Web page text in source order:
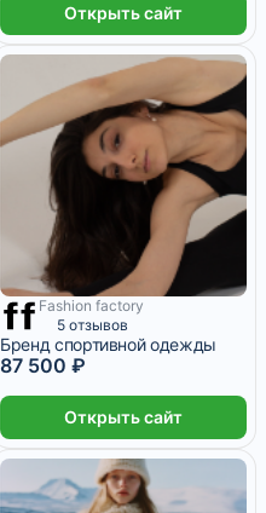
Открыть сайт
1 месяц
Fashion factory
5 отзывов
Бренд спортивной одежды
87 500 ₽
Открыть сайт